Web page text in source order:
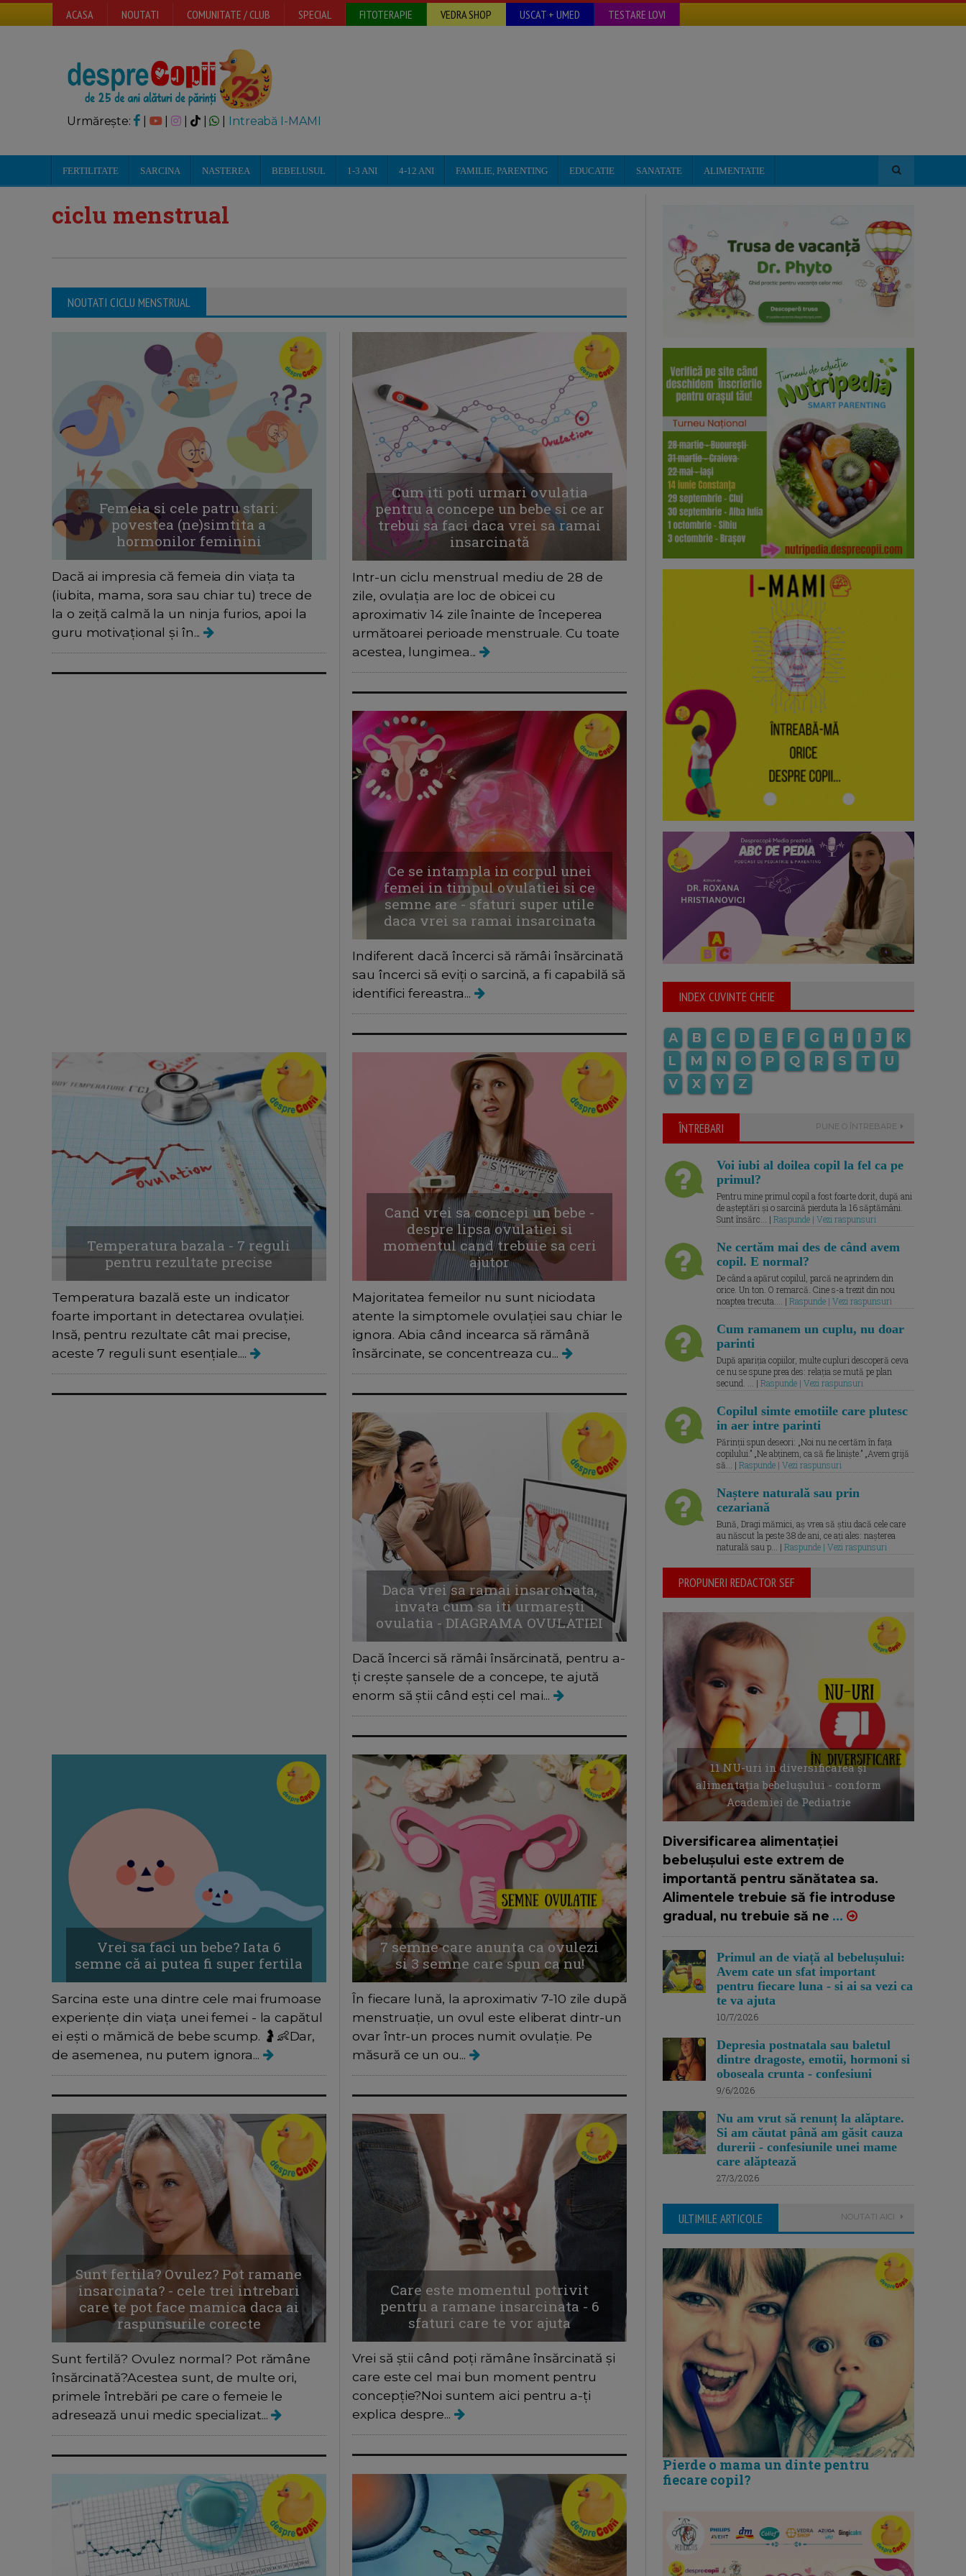
ACASA NOUTATI COMUNITATE / CLUB SPECIAL FITOTERAPIE VEDRA SHOP USCAT + UMED TESTARE LOVI
Urmărește: | | Intreabă I-MAMI
FERTILITATE SARCINA NASTEREA BEBELUSUL 1-3 ANI 4-12 ANI FAMILIE, PARENTING EDUCATIE SANATATE ALIMENTATIE
ciclu menstrual
NOUTATI CICLU MENSTRUAL
Femeia si cele patru stari:
povestea (ne)simtita a
hormonilor feminini
Dacă ai impresia că femeia din viața ta
(iubita, mama, sora sau chiar tu) trece de
la o zeiță calmă la un ninja furios, apoi la
guru motivațional și în...
Cum iti poti urmari ovulatia
pentru a concepe un bebe si ce ar
trebui sa faci daca vrei sa ramai
insarcinată
Intr-un ciclu menstrual mediu de 28 de
zile, ovulația are loc de obicei cu
aproximativ 14 zile înainte de începerea
următoarei perioade menstruale. Cu toate
acestea, lungimea...
Ce se intampla in corpul unei
femei in timpul ovulatiei si ce
semne are - sfaturi super utile
daca vrei sa ramai insarcinata
Indiferent dacă încerci să rămâi însărcinată
sau încerci să eviți o sarcină, a fi capabilă să
identifici fereastra...
Temperatura bazala - 7 reguli
pentru rezultate precise
Temperatura bazală este un indicator
foarte important in detectarea ovulației.
Insă, pentru rezultate cât mai precise,
aceste 7 reguli sunt esențiale....
Cand vrei sa concepi un bebe -
despre lipsa ovulatiei si
momentul cand trebuie sa ceri
ajutor
Majoritatea femeilor nu sunt niciodata
atente la simptomele ovulației sau chiar le
ignora. Abia când incearca să rămână
însărcinate, se concentreaza cu...
Daca vrei sa ramai insarcinata,
invata cum sa iti urmarești
ovulatia - DIAGRAMA OVULATIEI
Dacă încerci să rămâi însărcinată, pentru a-
ți crește șansele de a concepe, te ajută
enorm să știi când ești cel mai...
Vrei sa faci un bebe? Iata 6
semne că ai putea fi super fertila
Sarcina este una dintre cele mai frumoase
experiențe din viața unei femei - la capătul
ei ești o mămică de bebe scump. 🤰👶Dar,
de asemenea, nu putem ignora...
7 semne care anunta ca ovulezi
si 3 semne care spun ca nu!
În fiecare lună, la aproximativ 7-10 zile după
menstruație, un ovul este eliberat dintr-un
ovar într-un proces numit ovulație. Pe
măsură ce un ou...
Sunt fertila? Ovulez? Pot ramane
insarcinata? - cele trei intrebari
care te pot face mamica daca ai
raspunsurile corecte
Sunt fertilă? Ovulez normal? Pot rămâne
însărcinată?Acestea sunt, de multe ori,
primele întrebări pe care o femeie le
adresează unui medic specializat...
Care este momentul potrivit
pentru a ramane insarcinata - 6
sfaturi care te vor ajuta
Vrei să știi când poți rămâne însărcinată și
care este cel mai bun moment pentru
concepție?Noi suntem aici pentru a-ți
explica despre...
INDEX CUVINTE CHEIE
A B C D E F G H I J
K
L
M N O P Q R S T
U
V
X Y Z
ÎNTREBARI PUNE O ÎNTREBARE
Voi iubi al doilea copil la fel ca pe
primul?
Pentru mine primul copil a fost foarte dorit, după ani
de așteptări și o sarcină pierduta la 16 săptămâni.
Sunt însărc... | Raspunde | Vezi raspunsuri
Ne certăm mai des de când avem
copil. E normal?
De când a apărut copilul, parcă ne aprindem din
orice. Un ton. O remarcă. Cine s-a trezit din nou
noaptea trecuta.... | Raspunde | Vezi raspunsuri
Cum ramanem un cuplu, nu doar
parinti
După apariția copiilor, multe cupluri descoperă ceva
ce nu se spune prea des: relația se mută pe plan
secund. ... | Raspunde | Vezi raspunsuri
Copilul simte emotiile care plutesc
in aer intre parinti
Părinții spun deseori: „Noi nu ne certăm în fața
copilului.” „Ne abținem, ca să fie liniște.” „Avem grijă
să... | Raspunde | Vezi raspunsuri
Naștere naturală sau prin
cezariană
Bună, Dragi mămici, aș vrea să știu dacă cele care
au născut la peste 38 de ani, ce ați ales: nașterea
naturală sau p... | Raspunde | Vezi raspunsuri
PROPUNERI REDACTOR SEF
11 NU-uri in diversificarea și
alimentația bebelușului - conform
Academiei de Pediatrie
Diversificarea alimentației
bebelușului este extrem de
importantă pentru sănătatea sa.
Alimentele trebuie să fie introduse
gradual, nu trebuie să ne ...
Primul an de viață al bebelușului:
Avem cate un sfat important
pentru fiecare luna - si ai sa vezi ca
te va ajuta
10/7/2026
Depresia postnatala sau baletul
dintre dragoste, emotii, hormoni si
oboseala crunta - confesiuni
9/6/2026
Nu am vrut să renunț la alăptare.
Si am căutat până am găsit cauza
durerii - confesiunile unei mame
care alăptează
27/3/2026
ULTIMILE ARTICOLE NOUTATI AICI
Pierde o mama un dinte pentru
fiecare copil?